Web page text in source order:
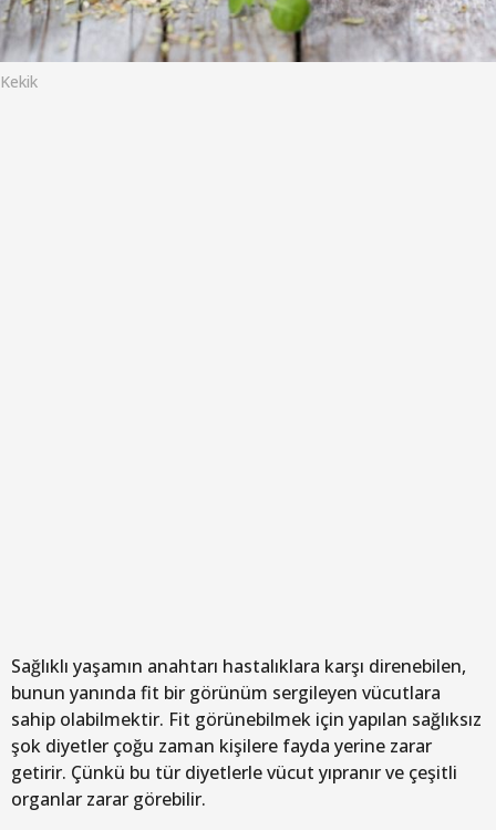
o
Kekik
Sağlıklı yaşamın anahtarı hastalıklara karşı direnebilen,
bunun yanında fit bir görünüm sergileyen vücutlara
sahip olabilmektir. Fit görünebilmek için yapılan sağlıksız
şok diyetler çoğu zaman kişilere fayda yerine zarar
getirir. Çünkü bu tür diyetlerle vücut yıpranır ve çeşitli
organlar zarar görebilir.